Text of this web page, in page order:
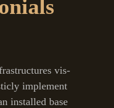
vis-
implement
installed base